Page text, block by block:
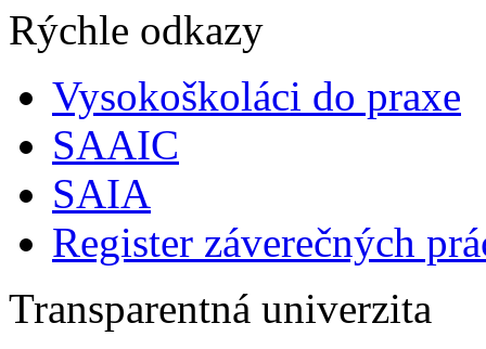
Rýchle odkazy
Vysokoškoláci do praxe
SAAIC
SAIA
Register záverečných
Transparentná univerzita